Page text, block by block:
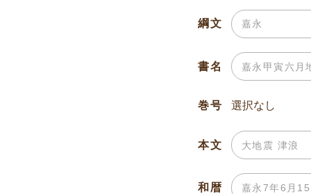
綱文
書名
巻号
本文
和暦